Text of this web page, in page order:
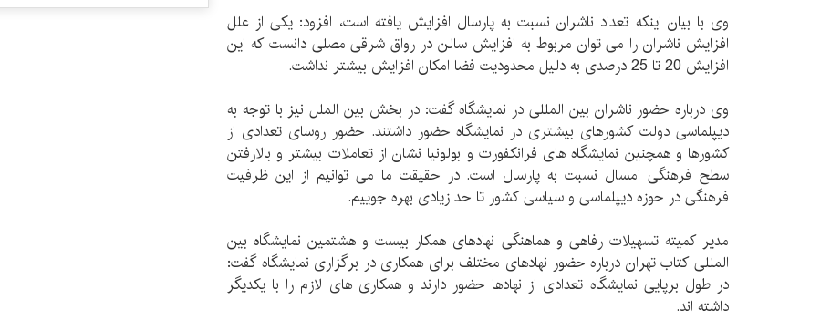
وی با بیان اینکه تعداد ناشران نسبت به پارسال افزایش یافته است، افزود: یکی از علل
افزایش ناشران را می توان مربوط به افزایش سالن در رواق شرقی مصلی دانست که این
افزایش 20 تا 25 درصدی به دلیل محدودیت فضا امکان افزایش بیشتر نداشت.
وی درباره حضور ناشران بین المللی در نمایشگاه گفت: در بخش بین الملل نیز با توجه به
دیپلماسی دولت کشورهای بیشتری در نمایشگاه حضور داشتند. حضور روسای تعدادی از
کشورها و همچنین نمایشگاه های فرانکفورت و بولونیا نشان از تعاملات بیشتر و بالارفتن
سطح فرهنگی امسال نسبت به پارسال است. در حقیقت ما می توانیم از این ظرفیت
فرهنگی در حوزه دیپلماسی و سیاسی کشور تا حد زیادی بهره جوییم.
مدیر کمیته تسهیلات رفاهی و هماهنگی نهادهای همکار بیست و هشتمین نمایشگاه بین
المللی کتاب تهران درباره حضور نهادهای مختلف برای همکاری در برگزاری نمایشگاه گفت:
در طول برپایی نمایشگاه تعدادی از نهادها حضور دارند و همکاری های لازم را با یکدیگر
داشته اند.